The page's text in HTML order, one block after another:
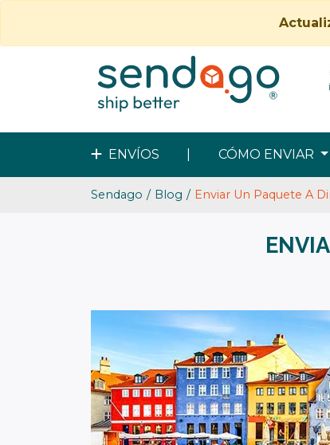
ENVÍOS CÓMO ENVIAR
Sendago Blog Enviar Un Paquete A